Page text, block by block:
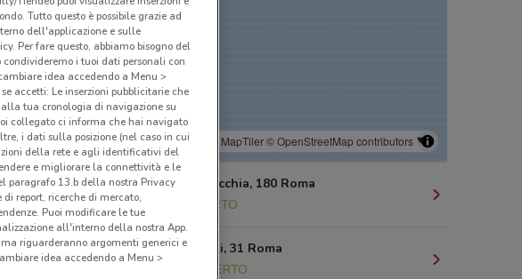
© MapTiler© OpenStreetMap contributors
Via Torrevecchia, 180 Roma
APERTO
Viale Parioli, 31 Roma
APERTO
Tutto questo è possibile grazie ad
dell'applicazione e sulle
Per fare questo, abbiamo bisogno del
i tuoi dati personali con
idea accedendo a Menu >
accetti: Le inserzioni pubblicitarie che
tua cronologia di navigazione su
collegato ci informa che hai navigato
i dati sulla posizione (nel caso in cui
della rete e agli identificativi del
e migliorare la connettività e le
paragrafo 13.b della nostra Privacy
report, ricerche di mercato,
Puoi modificare le tue
all'interno della nostra App.
riguarderanno argomenti generici e
idea accedendo a Menu >